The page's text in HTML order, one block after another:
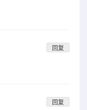
回复
回复